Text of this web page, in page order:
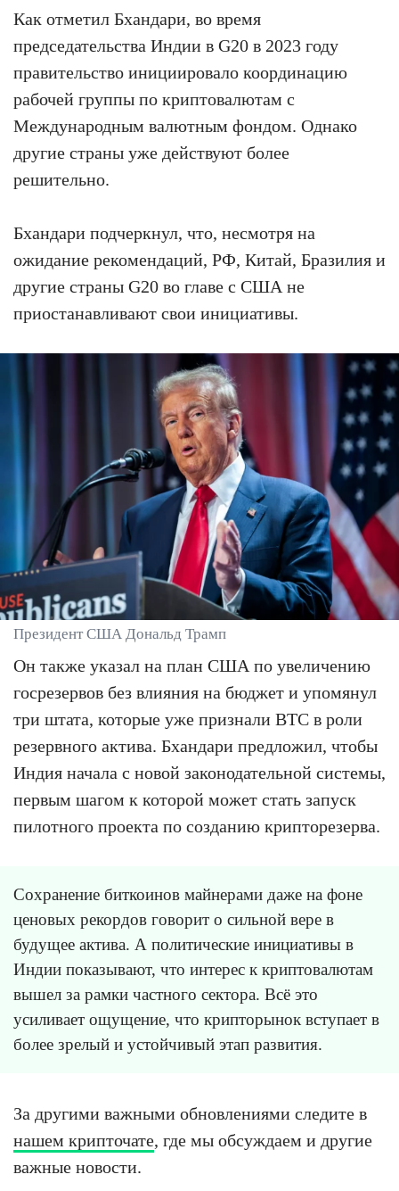
Как отметил Бхандари, во время
председательства Индии в G20 в 2023 году
правительство инициировало координацию
рабочей группы по криптовалютам с
Международным валютным фондом. Однако
другие страны уже действуют более
решительно.
Бхандари подчеркнул, что, несмотря на
ожидание рекомендаций, РФ, Китай, Бразилия и
другие страны G20 во главе с США не
приостанавливают свои инициативы.
Президент США Дональд Трамп
Он также указал на план США по увеличению
госрезервов без влияния на бюджет и упомянул
три штата, которые уже признали BTC в роли
резервного актива. Бхандари предложил, чтобы
Индия начала с новой законодательной системы,
первым шагом к которой может стать запуск
пилотного проекта по созданию крипторезерва.
Сохранение биткоинов майнерами даже на фоне
ценовых рекордов говорит о сильной вере в
будущее актива. А политические инициативы в
Индии показывают, что интерес к криптовалютам
вышел за рамки частного сектора. Всё это
усиливает ощущение, что крипторынок вступает в
более зрелый и устойчивый этап развития.
За другими важными обновлениями следите в
нашем крипточате, где мы обсуждаем и другие
важные новости.